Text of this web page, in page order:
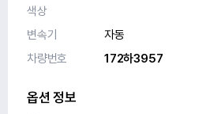
색상
변속기
자동
차량번호
172하3957
옵션 정보